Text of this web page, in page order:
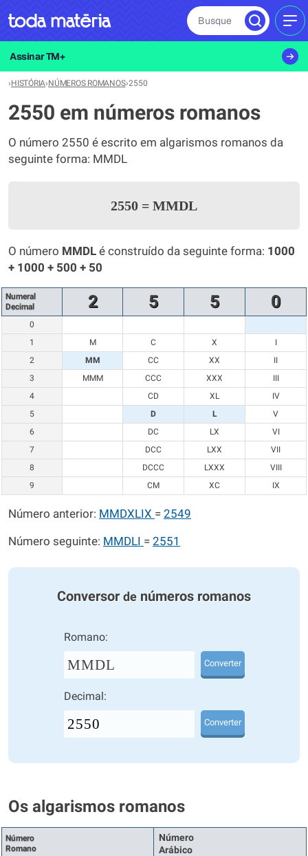
Busque
Assinar TM+
›HISTÓRIA›NÚMEROS ROMANOS›2550
2550 em números romanos
O número 2550 é escrito em algarismos romanos da
seguinte forma: MMDL
2550 = MMDL
O número MMDL é construído da seguinte forma: 1000
+ 1000 + 500 + 50
Numeral
Decimal
2 5 5 0
0
1
M C X
I
2
MM CC XX
II
3
MMM CCC XXX
III
4
CD XL
IV
5
D L
V
6
DC LX
VI
7
DCC LXX
VII
8
DCCC LXXX
VIII
9
CM XC IX
Número anterior: MMDXLIX = 2549
Número seguinte: MMDLI = 2551
Conversor de números romanos
Romano:
MMDL Converter
Decimal:
Converter
Os algarismos romanos
Número
Romano
Número
Arábico